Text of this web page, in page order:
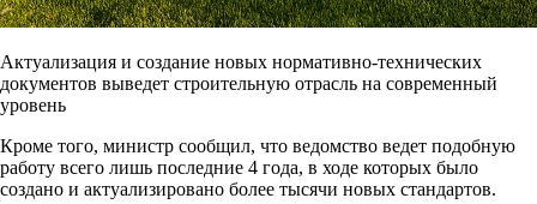
Актуализация и создание новых нормативно-технических
документов выведет строительную отрасль на современный
уровень
Кроме того, министр сообщил, что ведомство ведет подобную
работу всего лишь последние 4 года, в ходе которых было
создано и актуализировано более тысячи новых стандартов.